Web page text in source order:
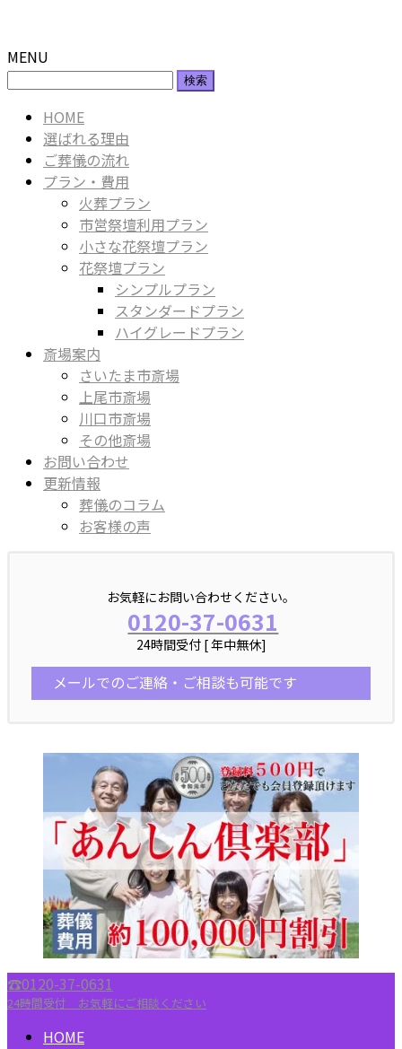
MENU
検
HOME
選ばれる理由
ご葬儀の流れ
プラン・費用
火葬プラン
市営祭壇利用プラン
小さな花祭壇プラン
花祭壇プラン
シンプルプラン
スタンダードプラン
ハイグレードプラン
斎場案内
さいたま市斎場
上尾市斎場
川口市斎場
その他斎場
お問い合わせ
更新情報
葬儀のコラム
お客様の声
お気軽にお問い合わせください。
0120-37-0631
24時間受付 [ 年中無休]
メールでのご連絡・ご相談も可能です
☎︎0120-37-0631
24時間受付 お気軽にご相談ください
HOME